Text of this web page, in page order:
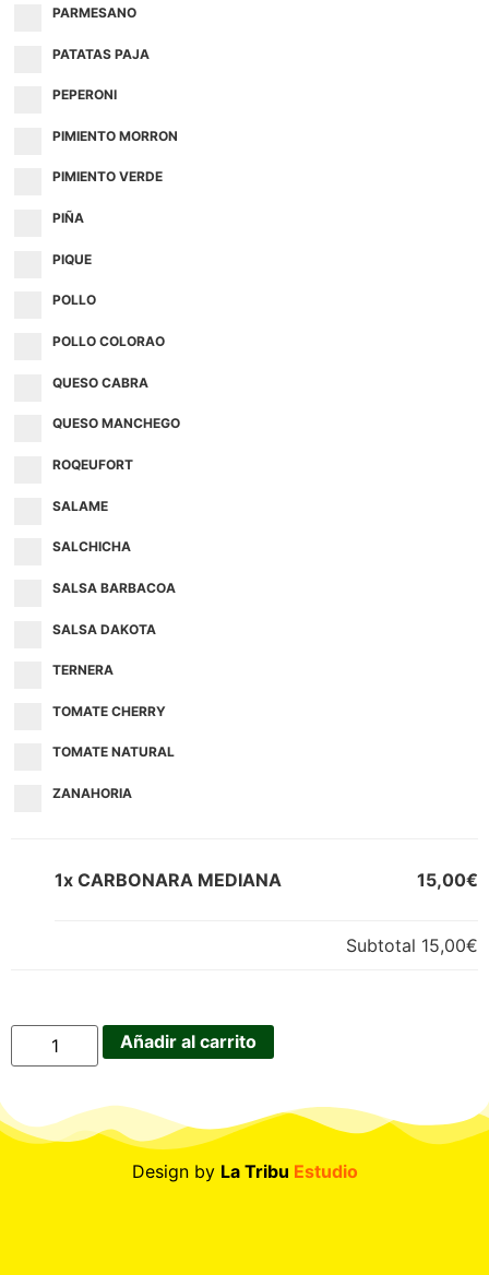
PARMESANO
PATATAS PAJA
PEPERONI
PIMIENTO MORRON
PIMIENTO VERDE
PIÑA
PIQUE
POLLO
POLLO COLORAO
QUESO CABRA
QUESO MANCHEGO
ROQEUFORT
SALAME
SALCHICHA
SALSA BARBACOA
SALSA DAKOTA
TERNERA
TOMATE CHERRY
TOMATE NATURAL
ZANAHORIA
1x CARBONARA MEDIANA 15,00€
Subtotal 15,00€
Añadir al carrito
Design by La Tribu Estudio